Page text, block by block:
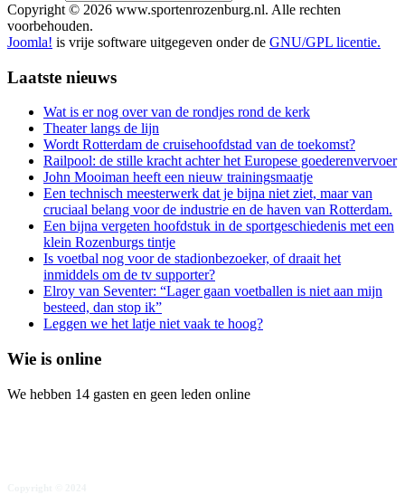
Copyright © 2026 www.sportenrozenburg.nl. Alle rechten
voorbehouden.
Joomla! is vrije software uitgegeven onder de GNU/GPL licentie.
Laatste nieuws
Wat is er nog over van de rondjes rond de kerk
Theater langs de lijn
Wordt Rotterdam de cruisehoofdstad van de toekomst?
Railpool: de stille kracht achter het Europese goederenvervoer
John Mooiman heeft een nieuw trainingsmaatje
Een technisch meesterwerk dat je bijna niet ziet, maar van
cruciaal belang voor de industrie en de haven van Rotterdam.
Een bijna vergeten hoofdstuk in de sportgeschiedenis met een
klein Rozenburgs tintje
Is voetbal nog voor de stadionbezoeker, of draait het
inmiddels om de tv supporter?
Elroy van Seventer: “Lager gaan voetballen is niet aan mijn
besteed, dan stop ik”
Leggen we het latje niet vaak te hoog?
Wie is online
We hebben 14 gasten en geen leden online